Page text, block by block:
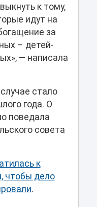
к тому,
идут на
за
– детей-
— написала
стало
года. О
поведала
совета
к
чтобы дело
.